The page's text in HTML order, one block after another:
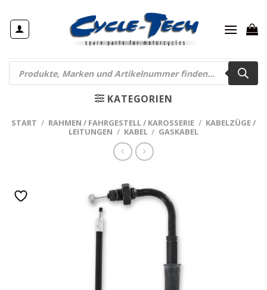
Inhalt
springen
Products
search
KATEGORIEN
START / RAHMEN / FAHRGESTELL / KAROSSERIE / KABELZÜGE /
LEITUNGEN / KABEL / GASKABEL